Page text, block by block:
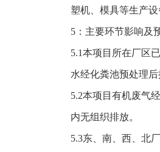
塑机、模具等生产
5：主要环节影响及
5.1本项目所在厂区
水经化粪池预处理
5.2本项目有机废气
内无组织排放。
5.3东、南、西、北